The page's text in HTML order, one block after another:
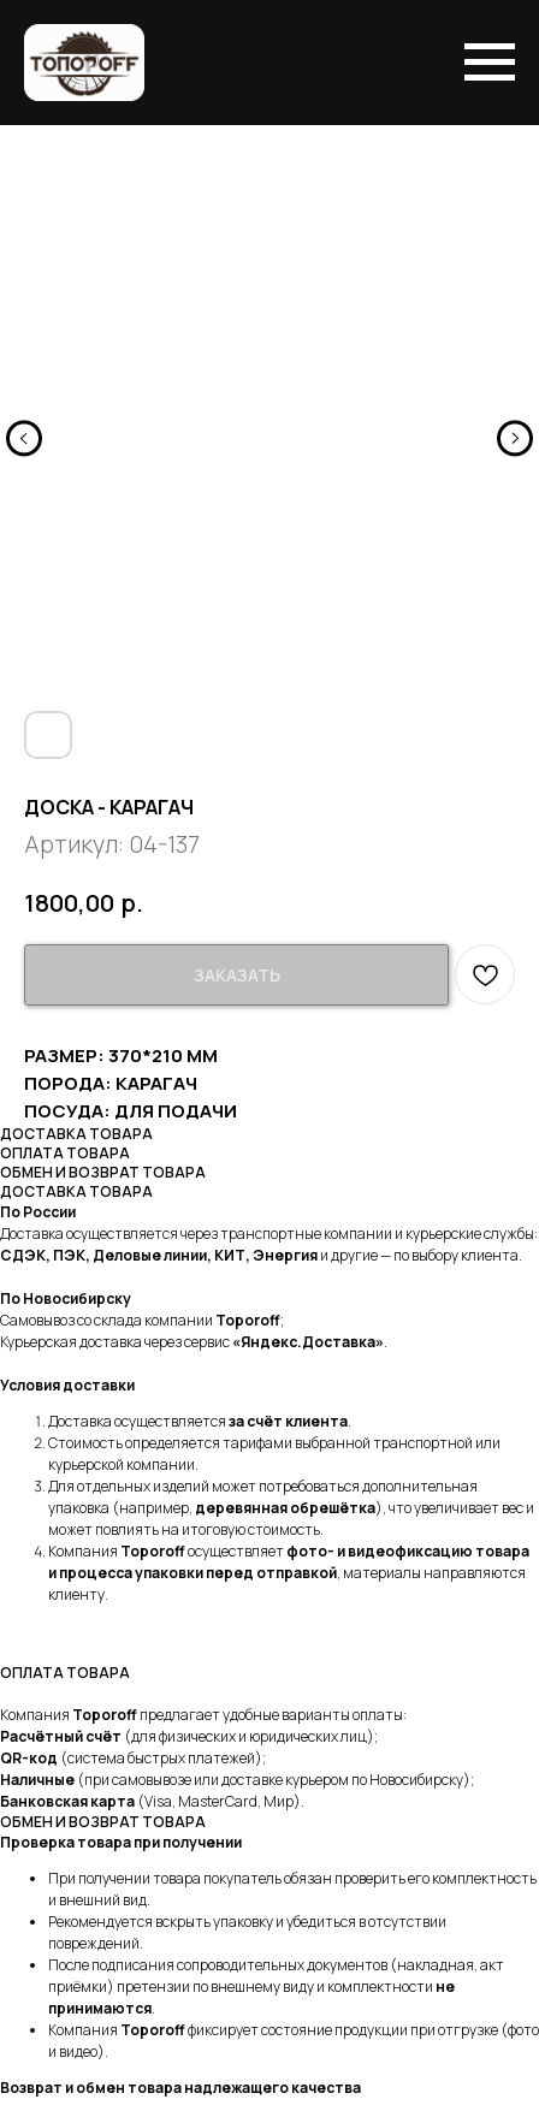
ДОСКА - КАРАГАЧ
Артикул: 04-137
1800,00 р.
ЗАКАЗАТЬ
РАЗМЕР: 370*210 ММ
ПОРОДА: КАРАГАЧ
ПОСУДА: ДЛЯ ПОДАЧИ
ДОСТАВКА ТОВАРА
ОПЛАТА ТОВАРА
ОБМЕН И ВОЗВРАТ ТОВАРА
ДОСТАВКА ТОВАРА
По России
Доставка осуществляется через транспортные компании и курьерские службы:
СДЭК, ПЭК, Деловые линии, КИТ, Энергияи другие — по выбору клиента.
По Новосибирску
Самовывоз со склада компании Toporoff;
Курьерская доставка через сервис«Яндекс.Доставка».
Условия доставки
Доставка осуществляетсяза счёт клиента.
Стоимость определяется тарифами выбранной транспортной или
курьерской компании.
Для отдельных изделий может потребоваться дополнительная
упаковка (например, деревянная обрешётка), что увеличивает вес и
может повлиять на итоговую стоимость.
Компания Toporoffосуществляетфото- и видеофиксацию товара
и процесса упаковки перед отправкой, материалы направляются
клиенту.
ОПЛАТА ТОВАРА
Компания Toporoffпредлагает удобные варианты оплаты:
Расчётный счёт (для физических и юридических лиц);
QR-код (система быстрых платежей);
Наличные (при самовывозе или доставке курьером по Новосибирску);
Банковская карта (Visa, MasterCard, Мир).
ОБМЕН И ВОЗВРАТ ТОВАРА
Проверка товара при получении
При получении товара покупатель обязан проверить его комплектность
и внешний вид.
Рекомендуется вскрыть упаковку и убедиться в отсутствии
повреждений.
После подписания сопроводительных документов (накладная, акт
приёмки) претензии по внешнему виду и комплектности не
принимаются.
Компания Toporoffфиксирует состояние продукции при отгрузке (фото
и видео).
Возврат и обмен товара надлежащего качества